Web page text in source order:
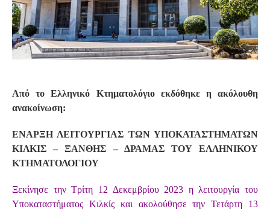
Από το Ελληνικό Κτηματολόγιο εκδόθηκε η ακόλουθη
ανακοίνωση:
ΕΝΑΡΞΗ ΛΕΙΤΟΥΡΓΙΑΣ ΤΩΝ ΥΠΟΚΑΤΑΣΤΗΜΑΤΩΝ
ΚΙΛΚΙΣ – ΞΑΝΘΗΣ – ΔΡΑΜΑΣ ΤΟΥ ΕΛΛΗΝΙΚΟΥ
ΚΤΗΜΑΤΟΛΟΓΙΟΥ
Ξεκίνησε την Τρίτη 12 Δεκεμβρίου 2023 η λειτουργία του
Υποκαταστήματος Κιλκίς και ακολούθησε την Τετάρτη 13